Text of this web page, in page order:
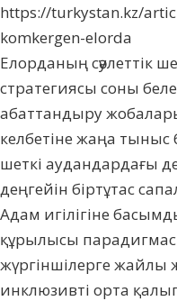
https://turkystan.kz/
komkergen-elorda
Елорданың сәулеттік
стратегиясы соны
абаттандыру
келбетіне жаңа тыныс
шеткі аудандардағы
деңгейін біртұтас
Адам игілігіне
құрылысы
жүргіншілерге жайлы
инклюзивті орта